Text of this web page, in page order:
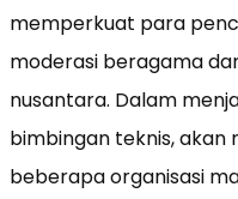
memperkuat para
moderasi beragama
nusantara. Dalam
bimbingan teknis, akan
beberapa organisasi